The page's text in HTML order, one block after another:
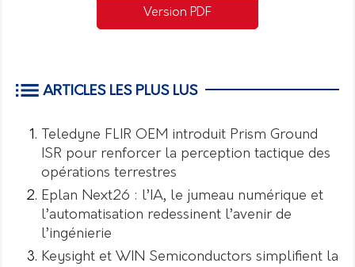
Version PDF
ARTICLES LES PLUS LUS
Teledyne FLIR OEM introduit Prism Ground
ISR pour renforcer la perception tactique des
opérations terrestres
Eplan Next26 : l’IA, le jumeau numérique et
l’automatisation redessinent l’avenir de
l’ingénierie
Keysight et WIN Semiconductors simplifient la